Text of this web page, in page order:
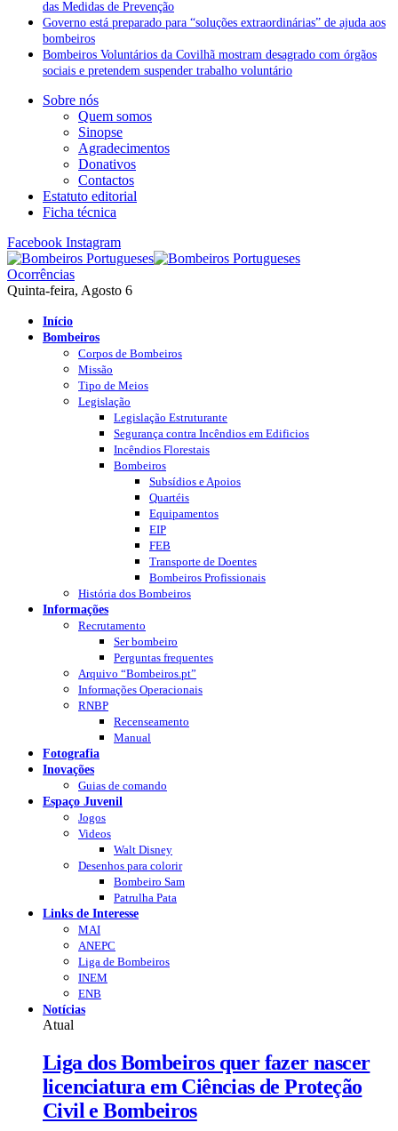
das Medidas de Prevenção
Governo está preparado para “soluções extraordinárias” de ajuda aos
bombeiros
Bombeiros Voluntários da Covilhã mostram desagrado com órgãos
sociais e pretendem suspender trabalho voluntário
Sobre nós
Quem somos
Sinopse
Agradecimentos
Donativos
Contactos
Estatuto editorial
Ficha técnica
Facebook Instagram
Ocorrências
Quinta-feira, Agosto 6
Início
Bombeiros
Corpos de Bombeiros
Missão
Tipo de Meios
Legislação
Legislação Estruturante
Segurança contra Incêndios em Edificios
Incêndios Florestais
Bombeiros
Subsídios e Apoios
Quartéis
Equipamentos
EIP
FEB
Transporte de Doentes
Bombeiros Profissionais
História dos Bombeiros
Informações
Recrutamento
Ser bombeiro
Perguntas frequentes
Arquivo “Bombeiros.pt”
Informações Operacionais
RNBP
Recenseamento
Manual
Fotografia
Inovações
Guias de comando
Espaço Juvenil
Jogos
Videos
Walt Disney
Desenhos para colorir
Bombeiro Sam
Patrulha Pata
Links de Interesse
MAI
ANEPC
Liga de Bombeiros
INEM
ENB
Notícias
Atual
Liga dos Bombeiros quer fazer nascer
licenciatura em Ciências de Proteção
Civil e Bombeiros